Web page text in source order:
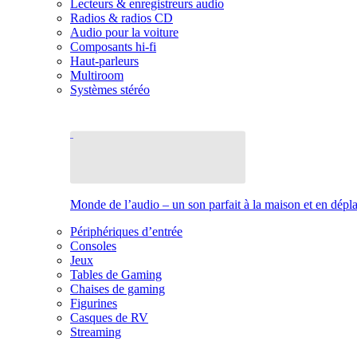
Lecteurs & enregistreurs audio
Radios & radios CD
Audio pour la voiture
Composants hi-fi
Haut-parleurs
Multiroom
Systèmes stéréo
Monde de l’audio – un son parfait à la maison et en
Périphériques d’entrée
Consoles
Jeux
Tables de Gaming
Chaises de gaming
Figurines
Casques de RV
Streaming